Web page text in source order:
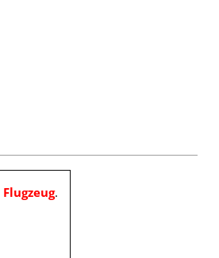
Flugzeug.